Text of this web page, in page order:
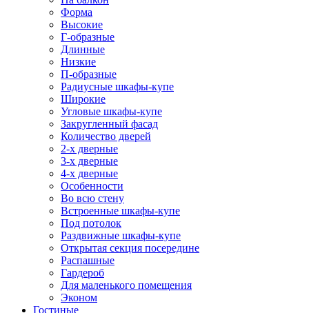
Форма
Высокие
Г-образные
Длинные
Низкие
П-образные
Радиусные шкафы-купе
Широкие
Угловые шкафы-купе
Закругленный фасад
Количество дверей
2-х дверные
3-х дверные
4-х дверные
Особенности
Во всю стену
Встроенные шкафы-купе
Под потолок
Раздвижные шкафы-купе
Открытая секция посередине
Распашные
Гардероб
Для маленького помещения
Эконом
Гостиные